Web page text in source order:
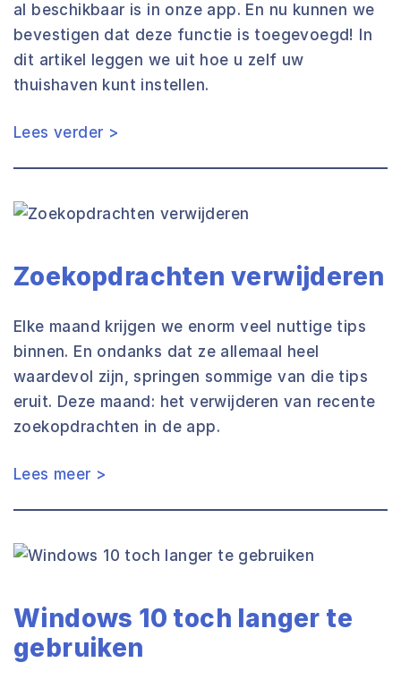
al beschikbaar is in onze app. En nu kunnen we
bevestigen dat deze functie is toegevoegd! In
dit artikel leggen we uit hoe u zelf uw
thuishaven kunt instellen.
Lees verder >
Zoekopdrachten verwijderen
Elke maand krijgen we enorm veel nuttige tips
binnen. En ondanks dat ze allemaal heel
waardevol zijn, springen sommige van die tips
eruit. Deze maand: het verwijderen van recente
zoekopdrachten in de app.
Lees meer >
Windows 10 toch langer te
gebruiken